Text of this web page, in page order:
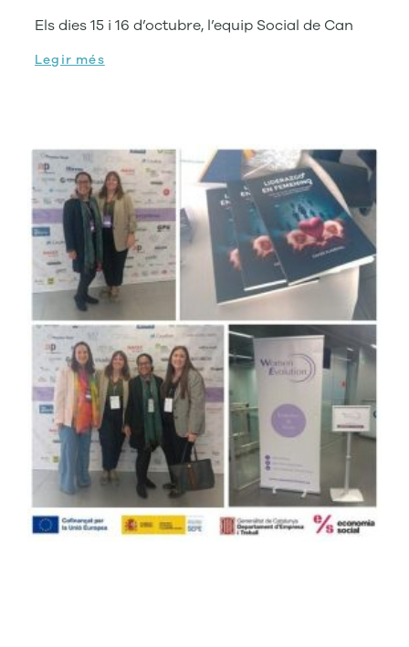
Els dies 15 i 16 d’octubre, l’equip Social de Can
Legir més